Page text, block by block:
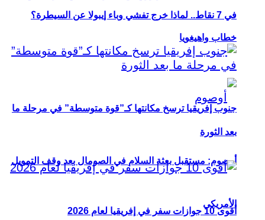
خطاب واهيغويا
أوصوم: مستقبل بعثة السلام في الصومال بعد وقف التمويل
الأمريكي
في 7 نقاط.. لماذا خرج تفشي وباء إيبولا عن السيطرة؟
جنوب إفريقيا ترسخ مكانتها كـ”قوة متوسطة” في مرحلة ما
بعد الثورة
أقوى 10 جوازات سفر في إفريقيا لعام 2026